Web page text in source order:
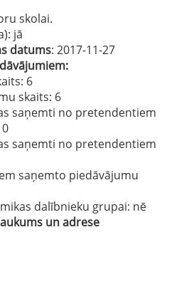
skolai.
jā
datums: 2017-11-27
6
skaits: 6
saņemti no pretendentiem
0
saņemti no pretendentiem
saņemto piedāvājumu
dalībnieku grupai: nē
un adrese